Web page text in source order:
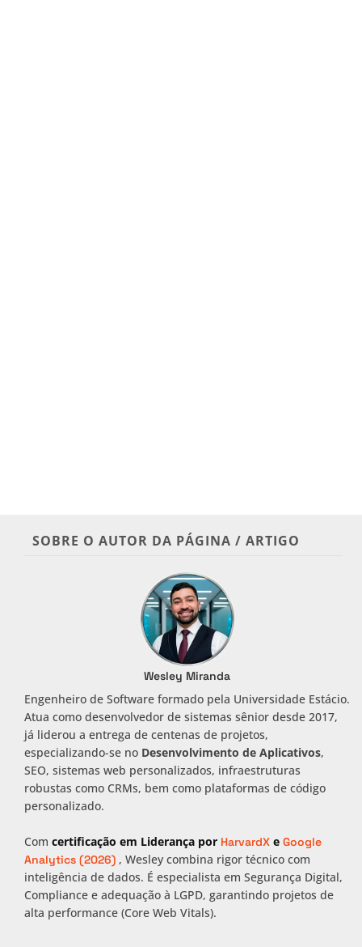
SOBRE O AUTOR DA PÁGINA / ARTIGO
Wesley Miranda
Engenheiro de Software formado pela Universidade Estácio.
Atua como desenvolvedor de sistemas sênior desde 2017,
já liderou a entrega de centenas de projetos,
especializando-se no Desenvolvimento de Aplicativos,
SEO, sistemas web personalizados, infraestruturas
robustas como CRMs, bem como plataformas de código
personalizado.
Com certificação em Liderança por HarvardX e Google
Analytics (2026) , Wesley combina rigor técnico com
inteligência de dados. É especialista em Segurança Digital,
Compliance e adequação à LGPD, garantindo projetos de
alta performance (Core Web Vitals).